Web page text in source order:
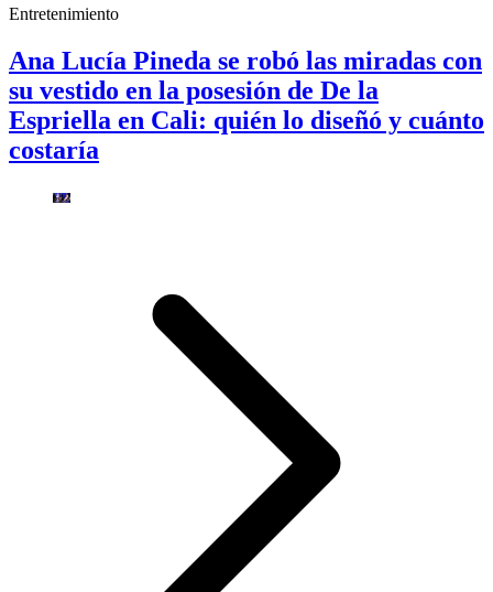
Entretenimiento
Ana Lucía Pineda se robó las miradas con
su vestido en la posesión de De la
Espriella en Cali: quién lo diseñó y cuánto
costaría